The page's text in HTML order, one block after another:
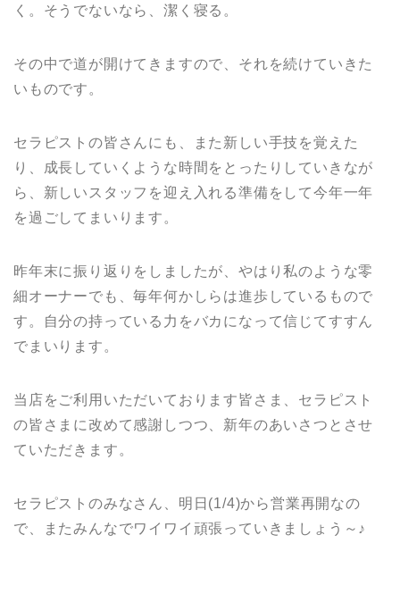
く。そうでないなら、潔く寝る。
その中で道が開けてきますので、それを続けていきた
いものです。
セラピストの皆さんにも、また新しい手技を覚えた
り、成長していくような時間をとったりしていきなが
ら、新しいスタッフを迎え入れる準備をして今年一年
を過ごしてまいります。
昨年末に振り返りをしましたが、やはり私のような零
細オーナーでも、毎年何かしらは進歩しているもので
す。自分の持っている力をバカになって信じてすすん
でまいります。
当店をご利用いただいております皆さま、セラピスト
の皆さまに改めて感謝しつつ、新年のあいさつとさせ
ていただきます。
セラピストのみなさん、明日(1/4)から営業再開なの
で、またみんなでワイワイ頑張っていきましょう～♪